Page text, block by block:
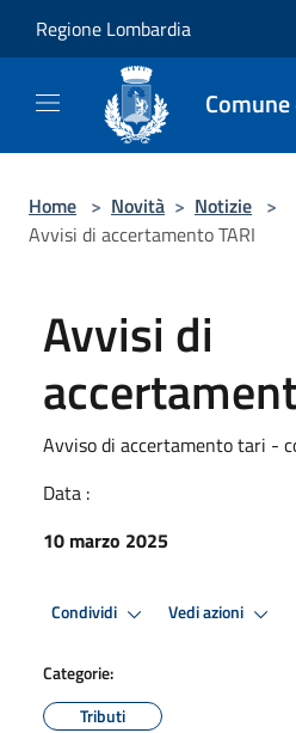
Regione Lombardia
Home > Novità > Notizie >
Avvisi di accertamento TARI
Avvisi di
Avviso di accertamento tari -
Data :
10 marzo 2025
Condividi Vedi azioni
Categorie:
Tributi